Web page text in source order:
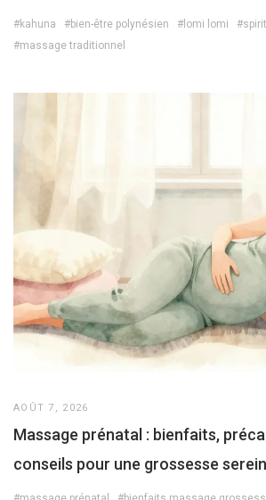
#kahuna #bien-être polynésien #lomi lomi
#massage traditionnel
AOÛT 7, 2026
Massage prénatal : bienfaits,
conseils pour une grossesse